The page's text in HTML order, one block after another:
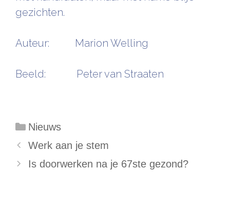
gezichten.
Auteur: Marion Welling
Beeld: Peter van Straaten
Categorieën
Nieuws
Werk aan je stem
Is doorwerken na je 67ste gezond?